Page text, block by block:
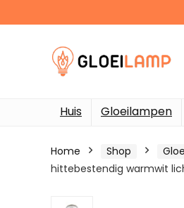
Huis Gloeilampen
Home Shop
hittebestendig warmwit